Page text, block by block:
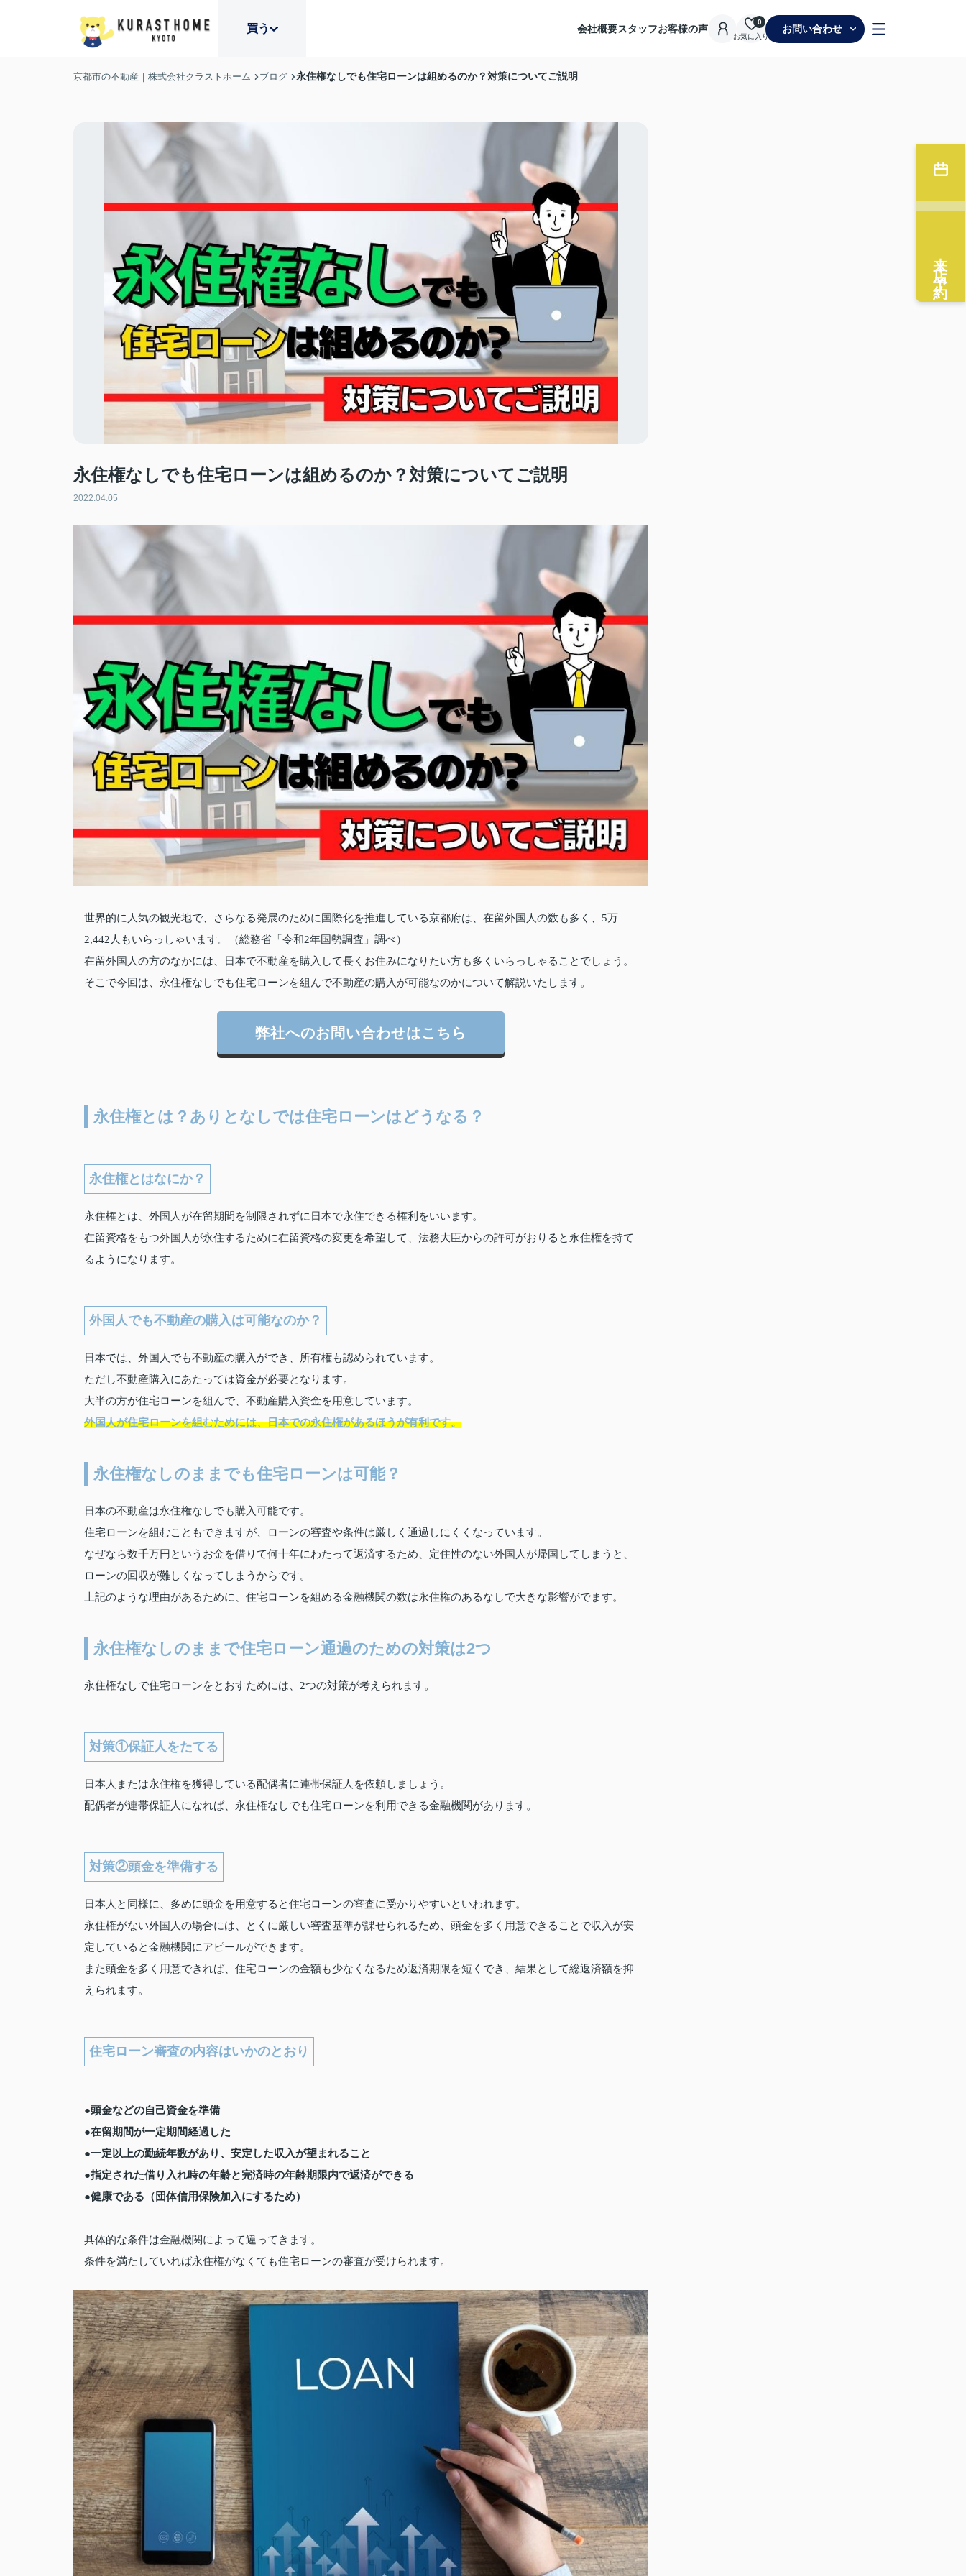
買う 会社概要スタッフお客様の声
お気に入り
0
お問い合わせ
京都市の不動産｜株式会社クラストホーム ブログ 永住権なしでも住宅ローンは組めるのか？対策についてご説明
永住権なしでも住宅ローンは組めるのか？対策についてご説明
2022.04.05
世界的に人気の観光地で、さらなる発展のために国際化を推進している京都府は、在留外国人の数も多く、5万
2,442人もいらっしゃいます。（総務省「令和2年国勢調査」調べ）
在留外国人の方のなかには、日本で不動産を購入して長くお住みになりたい方も多くいらっしゃることでしょう。
そこで今回は、永住権なしでも住宅ローンを組んで不動産の購入が可能なのかについて解説いたします。
弊社へのお問い合わせはこちら
永住権とは？ありとなしでは住宅ローンはどうなる？
永住権とはなにか？
永住権とは、外国人が在留期間を制限されずに日本で永住できる権利をいいます。
在留資格をもつ外国人が永住するために在留資格の変更を希望して、法務大臣からの許可がおりると永住権を持て
るようになります。
外国人でも不動産の購入は可能なのか？
日本では、外国人でも不動産の購入ができ、所有権も認められています。
ただし不動産購入にあたっては資金が必要となります。
大半の方が住宅ローンを組んで、不動産購入資金を用意しています。
外国人が住宅ローンを組むためには、日本での永住権があるほうが有利です。
永住権なしのままでも住宅ローンは可能？
日本の不動産は永住権なしでも購入可能です。
住宅ローンを組むこともできますが、ローンの審査や条件は厳しく通過しにくくなっています。
なぜなら数千万円というお金を借りて何十年にわたって返済するため、定住性のない外国人が帰国してしまうと、
ローンの回収が難しくなってしまうからです。
上記のような理由があるために、住宅ローンを組める金融機関の数は永住権のあるなしで大きな影響がでます。
永住権なしのままで住宅ローン通過のための対策は2つ
永住権なしで住宅ローンをとおすためには、2つの対策が考えられます。
対策①保証人をたてる
日本人または永住権を獲得している配偶者に連帯保証人を依頼しましょう。
配偶者が連帯保証人になれば、永住権なしでも住宅ローンを利用できる金融機関があります。
対策②頭金を準備する
日本人と同様に、多めに頭金を用意すると住宅ローンの審査に受かりやすいといわれます。
永住権がない外国人の場合には、とくに厳しい審査基準が課せられるため、頭金を多く用意できることで収入が安
定していると金融機関にアピールができます。
また頭金を多く用意できれば、住宅ローンの金額も少なくなるため返済期限を短くでき、結果として総返済額を抑
えられます。
住宅ローン審査の内容はいかのとおり
●頭金などの自己資金を準備
●在留期間が一定期間経過した
●一定以上の勤続年数があり、安定した収入が望まれること
●指定された借り入れ時の年齢と完済時の年齢期限内で返済ができる
●健康である（団体信用保険加入にするため）
具体的な条件は金融機関によって違ってきます。
条件を満たしていれば永住権がなくても住宅ローンの審査が受けられます。
来店予約